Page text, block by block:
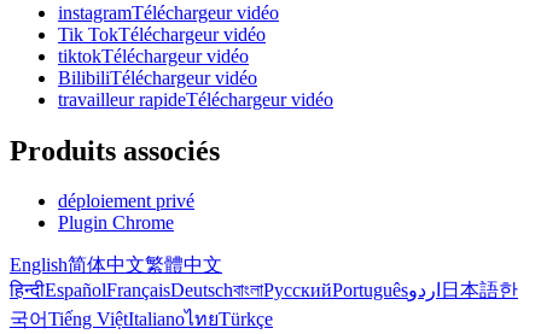
instagramTéléchargeur vidéo
Tik TokTéléchargeur vidéo
tiktokTéléchargeur vidéo
BilibiliTéléchargeur vidéo
travailleur rapideTéléchargeur vidéo
Produits associés
déploiement privé
Plugin Chrome
English简体中文繁體中文
हिन्दीEspañolFrançaisDeutschবাংলাРусскийPortuguêsاردو 日本語한
국어Tiếng ViệtItalianoไทยTürkçe